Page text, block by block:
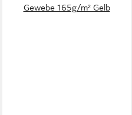
Gewebe 165g/m² Gelb